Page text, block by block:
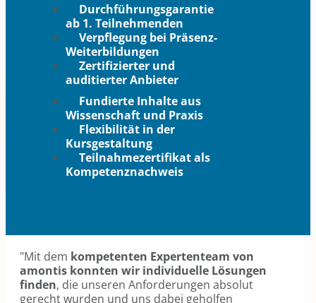
Durchführungsgarantie
ab 1. Teilnehmenden
Verpflegung bei Präsenz-
Weiterbildungen
Zertifizierter und
auditierter Anbieter
Fundierte Inhalte aus
Wissenschaft und Praxis
Flexibilität in der
Kursgestaltung
Teilnahmezertifikat als
Kompetenznachweis
"Mit dem kompetenten Expertenteam von
amontis konnten wir individuelle Lösungen
finden, die unseren Anforderungen absolut
gerecht wurden und uns dabei geholfen